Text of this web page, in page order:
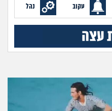
פיננסי וכלכלה
בין הסדינים
חיות מחמד
יוקר המחיה
עקוב נהל